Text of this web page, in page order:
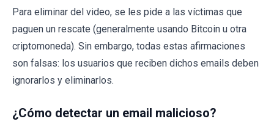
Para eliminar del video, se les pide a las víctimas que
paguen un rescate (generalmente usando Bitcoin u otra
criptomoneda). Sin embargo, todas estas afirmaciones
son falsas: los usuarios que reciben dichos emails deben
ignorarlos y eliminarlos.
¿Cómo detectar un email malicioso?